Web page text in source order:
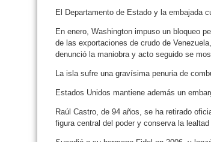
El Departamento de Estado y la embajada
En enero, Washington impuso un bloqueo
de las exportaciones de crudo de
denunció la maniobra y acto seguido se
La isla sufre una gravísima penuria de
Estados Unidos mantiene además un
Raúl Castro, de 94 años, se ha retirado
figura central del poder y conserva la